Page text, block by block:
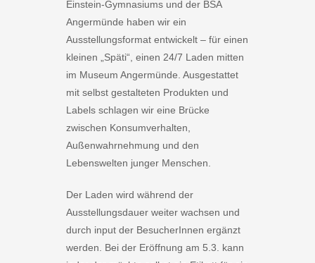
Einstein-Gymnasiums und der BSA
Angermünde haben wir ein
Ausstellungsformat entwickelt – für einen
kleinen „Späti“, einen 24/7 Laden mitten
im Museum Angermünde. Ausgestattet
mit selbst gestalteten Produkten und
Labels schlagen wir eine Brücke
zwischen Konsumverhalten,
Außenwahrnehmung und den
Lebenswelten junger Menschen.
Der Laden wird während der
Ausstellungsdauer weiter wachsen und
durch input der BesucherInnen ergänzt
werden. Bei der Eröffnung am 5.3. kann